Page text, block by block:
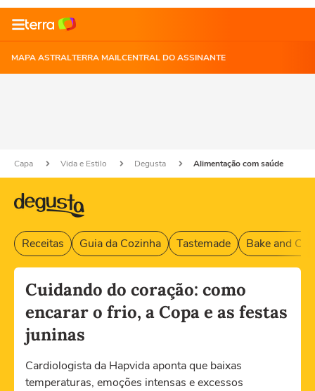
MAPA ASTRALTERRA MAILCENTRAL DO ASSINANTE
Capa Vida e Estilo Degusta Alimentação com saúde
Receitas Guia da Cozinha Tastemade Bake and
Cuidando do coração: como
encarar o frio, a Copa e as festas
juninas
Cardiologista da Hapvida aponta que baixas
temperaturas, emoções intensas e excessos